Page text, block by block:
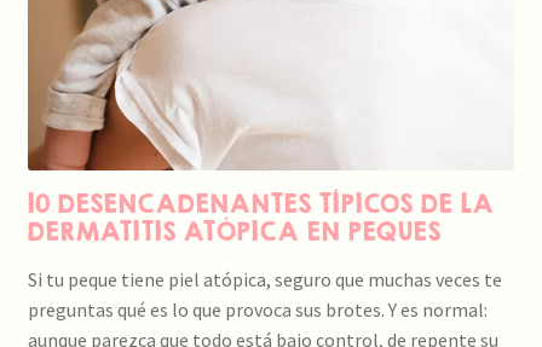
10 DESENCADENANTES TÍPICOS DE LA
DERMATITIS ATÓPICA EN PEQUES
Si tu peque tiene piel atópica, seguro que muchas veces te
preguntas qué es lo que provoca sus brotes. Y es normal:
aunque parezca que todo está bajo control, de repente su